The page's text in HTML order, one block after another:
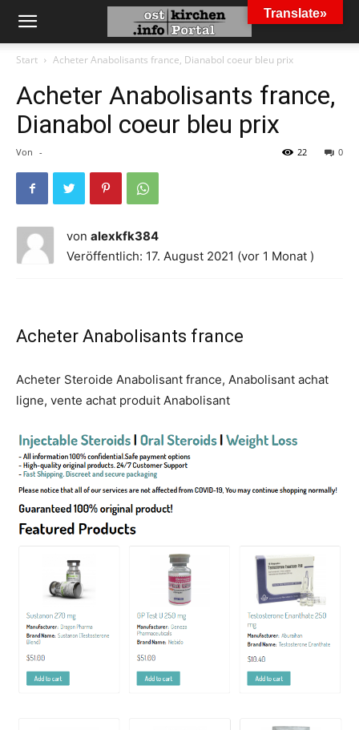
Start Acheter Anabolisants france, Dianabol coeur bleu prix
Acheter Anabolisants france,
Dianabol coeur bleu prix
Von - 0
22
von alexkfk384
Veröffentlich: 17. August 2021 (vor 1 Monat )
Acheter Anabolisants france
Acheter Steroide Anabolisant france, Anabolisant achat
ligne, vente achat produit Anabolisant
Translate»